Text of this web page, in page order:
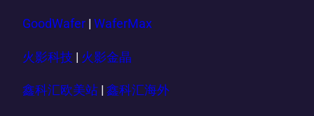
GoodWafer WaferMax
火影科技 | 火影金晶
鑫科汇欧美站 鑫科汇海外